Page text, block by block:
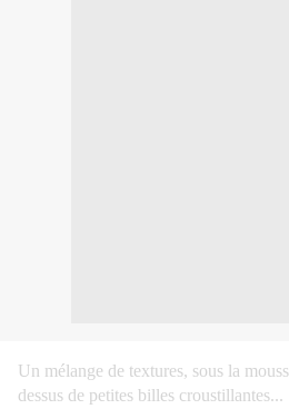
Un mélange de textures, sous la
dessus de petites billes croustillantes...